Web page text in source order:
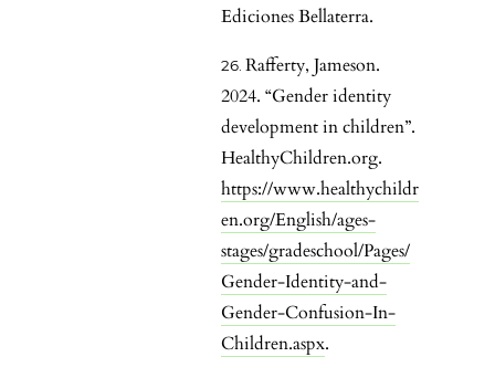
Ediciones Bellaterra.
Rafferty, Jameson.
2024. “Gender identity
development in children”.
HealthyChildren.org.
https://www.healthychildr
en.org/English/ages-
stages/gradeschool/Pages/
Gender-Identity-and-
Gender-Confusion-In-
Children.aspx.